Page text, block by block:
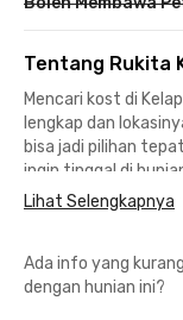
Tentang Rukita
Mencari kost di
lengkap dan
bisa jadi pilihan
ingin tinggal di
pusat aktivitas di
📍Rumah Sakit
📍Stasiun LRT
Lihat Selengkapnya
Ada info yang
dengan hunian ini?